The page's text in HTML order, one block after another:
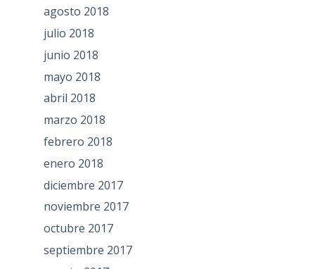
agosto 2018
julio 2018
junio 2018
mayo 2018
abril 2018
marzo 2018
febrero 2018
enero 2018
diciembre 2017
noviembre 2017
octubre 2017
septiembre 2017